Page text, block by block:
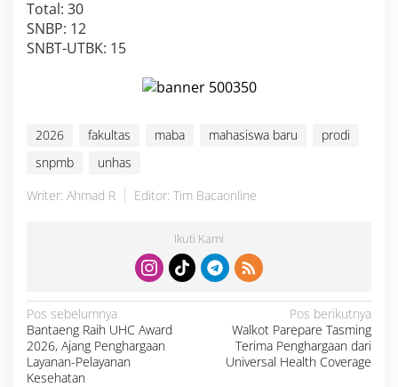
Total: 30
SNBP: 12
SNBT-UTBK: 15
2026 fakultas maba mahasiswa baru
prodi
snpmb
unhas
Writer: Ahmad R
Editor: Tim Bacaonline
Ikuti Kami
N
a
v
i
g
a
s
i
Pos sebelumnya
Bantaeng Raih UHC Award
2026, Ajang Penghargaan
Layanan-Pelayanan
Kesehatan
Pos berikutnya
Walkot Parepare Tasming
Terima Penghargaan dari
Universal Health Coverage